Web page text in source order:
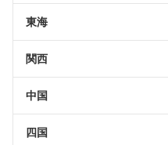
東海
関西
中国
四国